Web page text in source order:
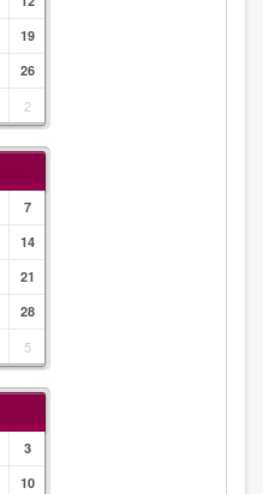
19
26
2
7
14
21
28
5
3
10